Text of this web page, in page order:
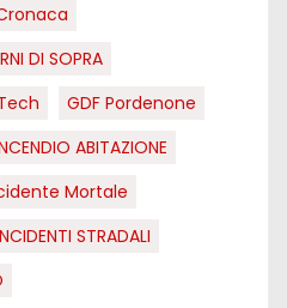
DI SOPRA
GDF Pordenone
ABITAZIONE
Mortale
STRADALI